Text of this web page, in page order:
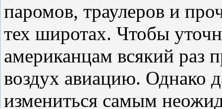
паромов, траулеров и
тех широтах. Чтобы
американцам всякий раз
воздух авиацию. Однако
измениться самым